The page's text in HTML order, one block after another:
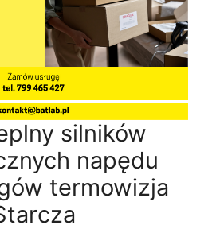
silników
napędu
termowizja